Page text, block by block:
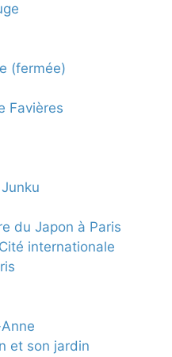
(fermée)
Favières
du Japon à Paris
internationale
et son jardin